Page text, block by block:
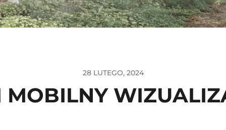
28 LUTEGO, 2024
MOBILNY